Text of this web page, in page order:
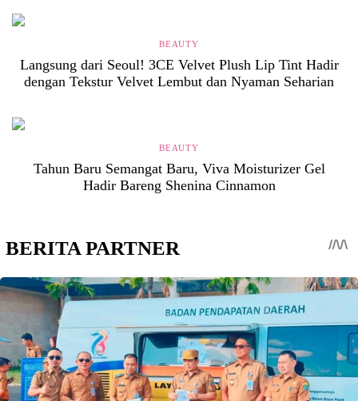
BEAUTY
Langsung dari Seoul! 3CE Velvet Plush Lip Tint Hadir
dengan Tekstur Velvet Lembut dan Nyaman Seharian
BEAUTY
Tahun Baru Semangat Baru, Viva Moisturizer Gel
Hadir Bareng Shenina Cinnamon